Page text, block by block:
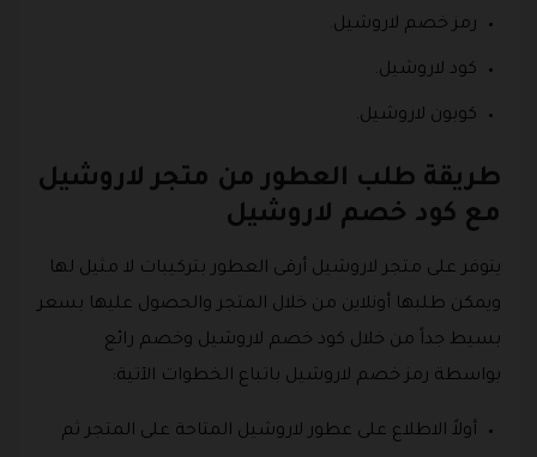
رمز خصم لاروشيل.
كود لاروشيل.
كوبون لاروشيل.
طريقة طلب العطور من متجر لاروشيل
مع كود خصم لاروشيل
يتوفر على متجر لاروشيل أرقى العطور بتركيبات لا مثيل لها
ويمكن طلبها أونلاين من خلال المتجر والحصول عليها بسعر
بسيط جداً من خلال كود خصم لاروشيل وخصم رائع
بواسطة رمز خصم لاروشيل باتباع الخطوات الآتية:
أولاً الاطلاع على عطور لاروشيل المتاحة على المتجر ثم